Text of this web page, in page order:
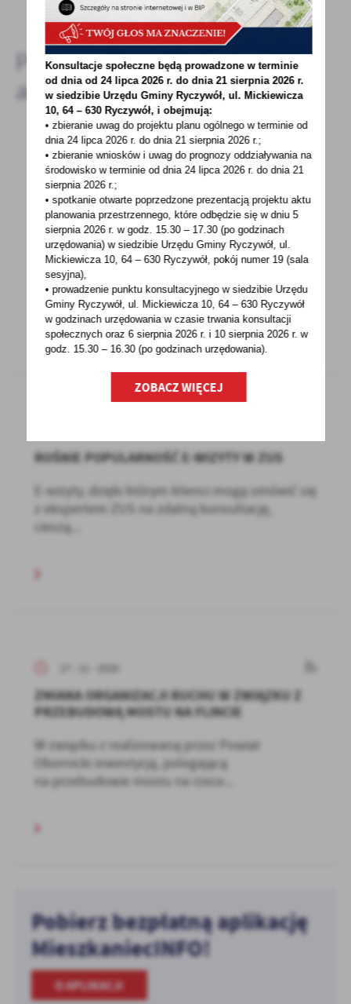
Pozostałe
aktualności
18 - 11 - 2020
KONKURS PREZESA GUS NA GMINĘ O
NAJWYŻSZYM ODSETKU SPISANYCH
GOSPODARSTW W KANALE SAMOSPISU
Uprzejmie informuję, że Główny Urząd
Statystyczny realizuje Konkurs na gminę
o najwyższym odsetku...
ROŚNIE POPULARNOŚĆ E-WIZYTY W ZUS
E-wizyty, dzięki którym klienci mogą umówić się
z ekspertem ZUS na zdalną konsultację,
cieszą...
ZMIANA ORGANIZACJI RUCHU W ZWIĄZKU Z
PRZEBUDOWĄ MOSTU NA FLINCIE
W związku z realizowaną przez Powiat
Obornicki inwestycją, polegającą
na przebudowie mostu na rzece...
Pobierz bezpłatną aplikację
MieszkaniecINFO!
O APLIKACJI
Konsultacje społeczne będą prowadzone w terminie
od dnia od 24 lipca 2026 r. do dnia 21 sierpnia 2026 r.
w siedzibie Urzędu Gminy Ryczywół, ul. Mickiewicza
10, 64 – 630 Ryczywół, i obejmują:
• zbieranie uwag do projektu planu ogólnego w terminie od
dnia 24 lipca 2026 r. do dnia 21 sierpnia 2026 r.;
• zbieranie wniosków i uwag do prognozy oddziaływania na
środowisko w terminie od dnia 24 lipca 2026 r. do dnia 21
sierpnia 2026 r.;
• spotkanie otwarte poprzedzone prezentacją projektu aktu
planowania przestrzennego, które odbędzie się w dniu 5
sierpnia 2026 r.w godz. 15.30 – 17.30 (po godzinach
urzędowania) w siedzibie Urzędu Gminy Ryczywół, ul.
Mickiewicza 10, 64 – 630 Ryczywół, pokójnumer 19 (sala
sesyjna),
• prowadzenie punktu konsultacyjnego w siedzibie Urzędu
Gminy Ryczywół, ul. Mickiewicza 10, 64 – 630 Ryczywół
w godzinachurzędowania w czasie trwania konsultacji
społecznych oraz 6 sierpnia 2026 r. i 10 sierpnia 2026 r. w
godz. 15.30 – 16.30 (po godzinachurzędowania).
ZOBACZ WIĘCEJ